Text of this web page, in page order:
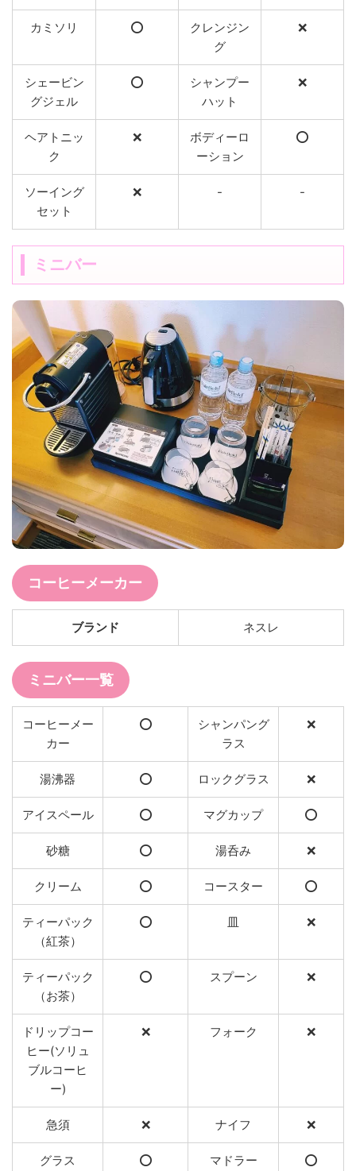
カミソリ ⭕️
クレンジン
グ
❌
シェービン
グジェル
⭕️
シャンプー
ハット
❌
ヘアトニッ
ク
❌
ボディーロ
ーション
⭕️
ソーイング
セット
❌ - -
ミニバー
コーヒーメーカー
ブランド ネスレ
ミニバー一覧
コーヒーメー
カー
⭕️
シャンパング
ラス
❌
湯沸器 ⭕️ ロックグラス ❌
アイスペール ⭕️ マグカップ ⭕️
砂糖 ⭕️ 湯呑み ❌
クリーム ⭕️ コースター ⭕️
ティーパック
（紅茶）
⭕️ 皿 ❌
ティーパック
（お茶）
⭕️ スプーン ❌
ドリップコー
ヒー(ソリュ
ブルコーヒ
ー)
❌ フォーク ❌
急須 ❌ ナイフ ❌
グラス ⭕️ マドラー ⭕️